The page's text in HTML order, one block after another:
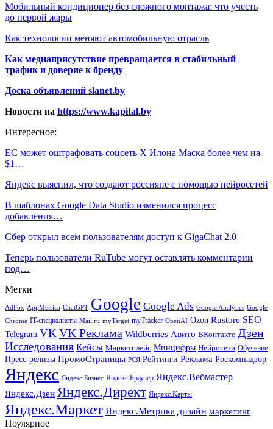
Мобильный кондиционер без сложного монтажа: что учесть
до первой жары
Как технологии меняют автомобильную отрасль
Как медиаприсутствие превращается в стабильный
трафик и доверие к бренду
Доска объявлений slanet.by
Новости на https://www.kapital.by
Интересное:
ЕС может оштрафовать соцсеть X Илона Маска более чем на
$1…
Яндекс выяснил, что создают россияне с помощью нейросетей
В шаблонах Google Data Studio изменился процесс
добавления…
Сбер открыл всем пользователям доступ к GigaChat 2.0
Теперь пользователи RuTube могут оставлять комментарии
под…
Метки
AdFox AppMetrica ChatGPT Google Google Ads Google Analytics Google
Chrome IT-специалисты Mail.ru myTarget myTracker OpenAI Ozon Rustore SEO
Telegram VK VK Реклама Wildberries Авито ВКонтакте Дзен
Исследования Кейсы Маркетплейс Минцифры Нейросети Обучение
Пресс-релизы ПромоСтраницы РСЯ Рейтинги Реклама Роскомнадзор
Яндекс Яндекс.Бизнес Яндекс.Браузер Яндекс.Вебмастер
Яндекс.Дзен Яндекс.Директ Яндекс.Карты
Яндекс.Маркет Яндекс.Метрика дизайн маркетинг
Поулярное